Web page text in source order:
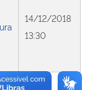
14/12/2018
13:30